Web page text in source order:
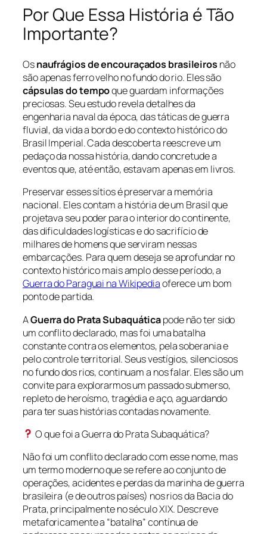
Por Que Essa História é Tão
Importante?
Osnaufrágios de encouraçados brasileiros não
são apenas ferro velho no fundo do rio. Eles são
cápsulas do tempoque guardam informações
preciosas. Seu estudo revela detalhes da
engenharia naval da época, das táticas de guerra
fluvial, da vida a bordo e do contexto histórico do
Brasil Imperial. Cada descoberta reescreve um
pedaço da nossa história, dando concretude a
eventos que, até então, estavam apenas em livros.
Preservar esses sítios é preservar a memória
nacional. Eles contam a história de um Brasil que
projetava seu poder para o interior do continente,
das dificuldades logísticas e do sacrifício de
milhares de homens que serviram nessas
embarcações. Para quem deseja se aprofundar no
contexto histórico mais amplo desse período, a
Guerra do Paraguai na Wikipediaoferece um bom
ponto de partida.
AGuerra do Prata Subaquáticapode não ter sido
um conflito declarado, mas foi uma batalha
constante contra os elementos, pela soberania e
pelo controle territorial. Seus vestígios, silenciosos
no fundo dos rios, continuam a nos falar. Eles são um
convite para explorarmos um passado submerso,
repleto de heroísmo, tragédia e aço, aguardando
para ter suas histórias contadas novamente.
O que foi a Guerra do Prata Subaquática?
Não foi um conflito declarado com esse nome, mas
um termo moderno que se refere ao conjunto de
operações, acidentes e perdas da marinha de guerra
brasileira (e de outros países) nos rios da Bacia do
Prata, principalmente no século XIX. Descreve
metaforicamente a “batalha” contínua de